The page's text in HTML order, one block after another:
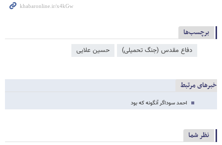
برچسب‌ها
دفاع مقدس (جنگ تحمیلی) حسین علایی
خبرهای مرتبط
احمد سوداگر آنگونه که بود
نظر شما